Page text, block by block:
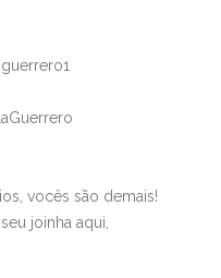
vocês são demais!
joinha aqui,